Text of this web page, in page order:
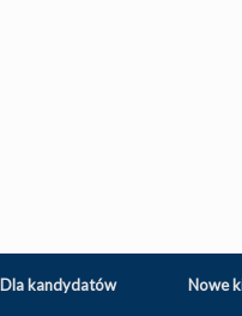
Dla kandydatów Nowe